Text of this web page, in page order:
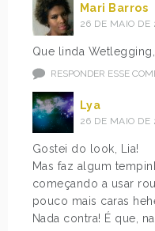
Mari Barros
26 DE MAIO DE
Que linda
RESPONDER ESSE
Lya
26 DE MAIO DE
Gostei do look, Lia!
Mas faz algum
começando a usar
pouco mais caras
Nada contra! É que,